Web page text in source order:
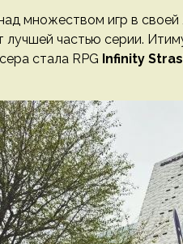
множеством игр в
лучшей частью серии.
стала RPG Infinity